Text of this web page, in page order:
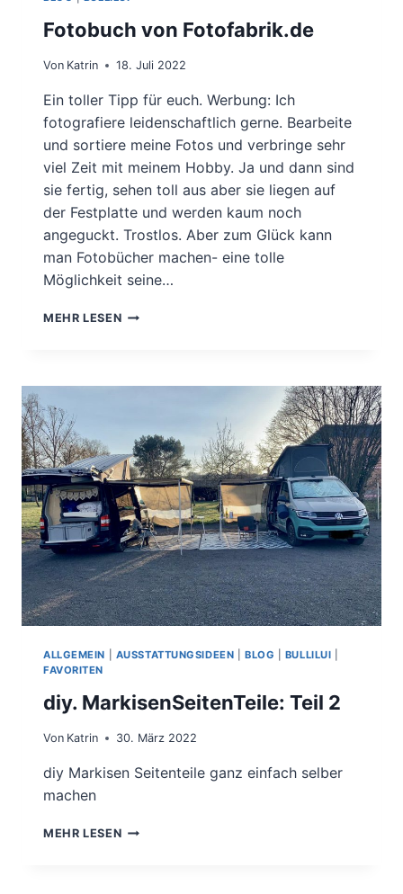
Fotobuch von Fotofabrik.de
Von Katrin 18. Juli 2022
Ein toller Tipp für euch. Werbung: Ich
fotografiere leidenschaftlich gerne. Bearbeite
und sortiere meine Fotos und verbringe sehr
viel Zeit mit meinem Hobby. Ja und dann sind
sie fertig, sehen toll aus aber sie liegen auf
der Festplatte und werden kaum noch
angeguckt. Trostlos. Aber zum Glück kann
man Fotobücher machen- eine tolle
Möglichkeit seine…
MEHR LESENFOTOBUCH
ALLGEMEIN AUSSTATTUNGSIDEEN BLOG BULLILUI
FAVORITEN
diy. MarkisenSeitenTeile: Teil 2
Von Katrin 30. März 2022
diy Markisen Seitenteile ganz einfach selber
machen
MEHR LESENDIY.